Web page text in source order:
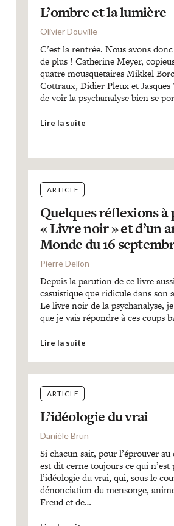
L’ombre et la lumière
Olivier Douville
C’est la rentrée. Nous avons
de plus ! Catherine Meyer,
quatre mousquetaires Mikkel
Cottraux, Didier Pleux et Jasques
de voir la psychanalyse bien se
Lire la suite
ARTICLE
Quelques réflexions à
« Livre noir » et d’un
Monde du 16
Pierre Delion
Depuis la parution de ce livre
casuistique que ridicule dans
Le livre noir de la psychanalyse,
que je vais répondre à ces coups
Lire la suite
ARTICLE
L’idéologie du vrai
Danièle Brun
Si chacun sait, pour l’éprouver
est dit cerne toujours ce qui n’est
l’idéologie du vrai, qui, sous le
dénonciation du mensonge,
Freud et de…